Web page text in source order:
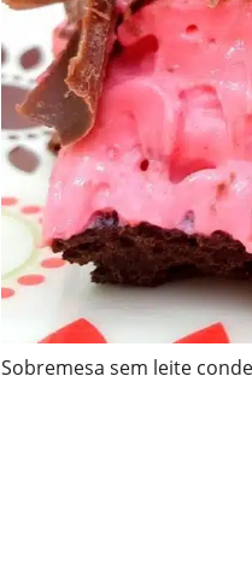
Sobremesa sem leite